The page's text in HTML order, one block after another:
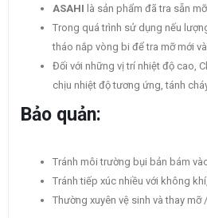
ASAHI là sản phẩm đã tra sẵn
Trong quá trình sử dụng nếu
tháo nắp vòng bi để tra mỡ mới
Đối với những vị trí nhiệt độ cao,
chịu nhiệt độ tương ứng, tánh
Bảo quản:
Tránh môi trường bụi bản bám
Tránh tiếp xúc nhiều với không
Thường xuyên vệ sinh và thay mỡ